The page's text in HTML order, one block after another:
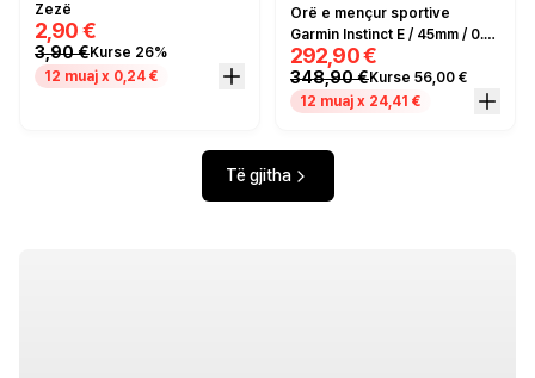
Zezë
2,90 €
3,90 €Kurse 26%
12 muaj x 0,24 €
Orë e mençur sportive
Garmin Instinct E / 45mm / 0.9"
- Verdhë/Zezë
292,90 €
348,90 €Kurse 56,00 €
12 muaj x 24,41 €
Të gjitha